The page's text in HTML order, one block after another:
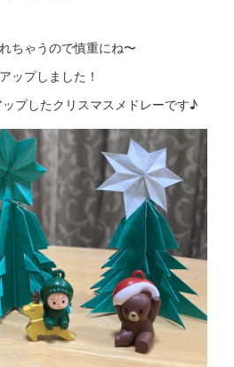
ちゃうので慎重にね〜
ップしました！
プしたクリスマスメドレーです♪